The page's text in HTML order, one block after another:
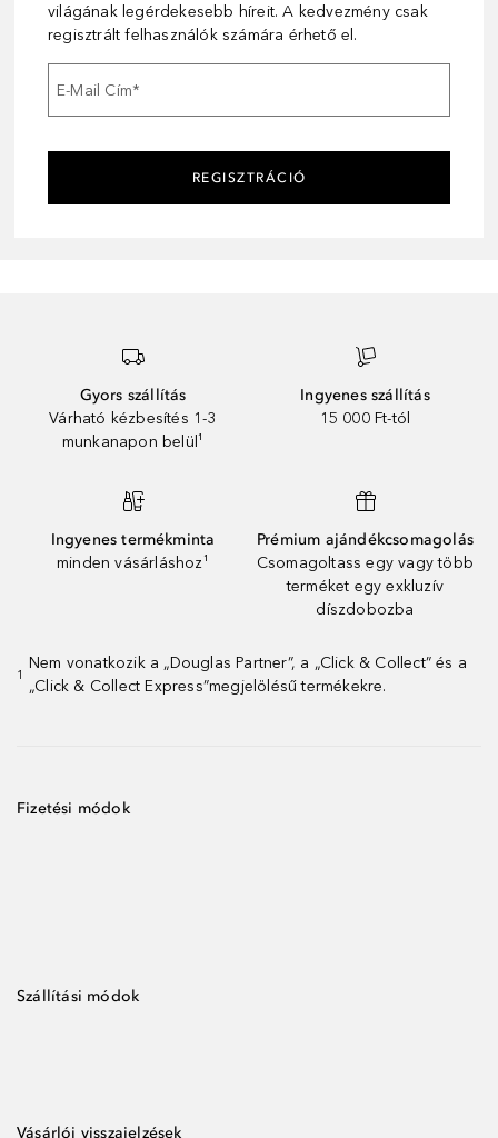
világának legérdekesebb híreit. A kedvezmény csak
regisztrált felhasználók számára érhető el.
E-Mail Cím*
REGISZTRÁCIÓ
Gyors szállítás
Várható kézbesítés 1-3
munkanapon belül¹
Ingyenes szállítás
15 000 Ft-tól
Ingyenes termékminta
minden vásárláshoz¹
Prémium ajándékcsomagolás
Csomagoltass egy vagy több
terméket egy exkluzív
díszdobozba
1
Nem vonatkozik a „Douglas Partner”, a „Click & Collect” és a
„Click & Collect Express”megjelölésű termékekre.
Fizetési módok
Szállítási módok
Vásárlói visszajelzések